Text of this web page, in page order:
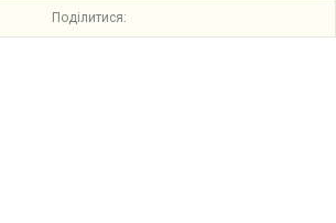
Поділитися: